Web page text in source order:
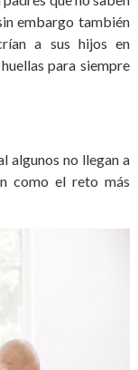
embargo también
a sus hijos en
para siempre
algunos no llegan a
como el reto más